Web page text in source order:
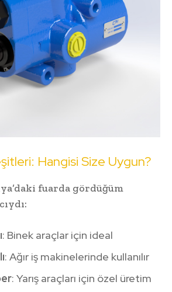
Hangisi Size Uygun?
fuarda gördüğüm
: Binek araçlar için ideal
: Ağır iş makinelerinde kullanılır
: Yarış araçları için özel üretim